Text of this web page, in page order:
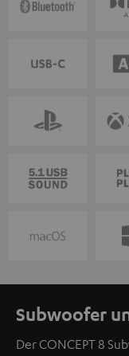
Subwoofer
Der CONCEPT 8